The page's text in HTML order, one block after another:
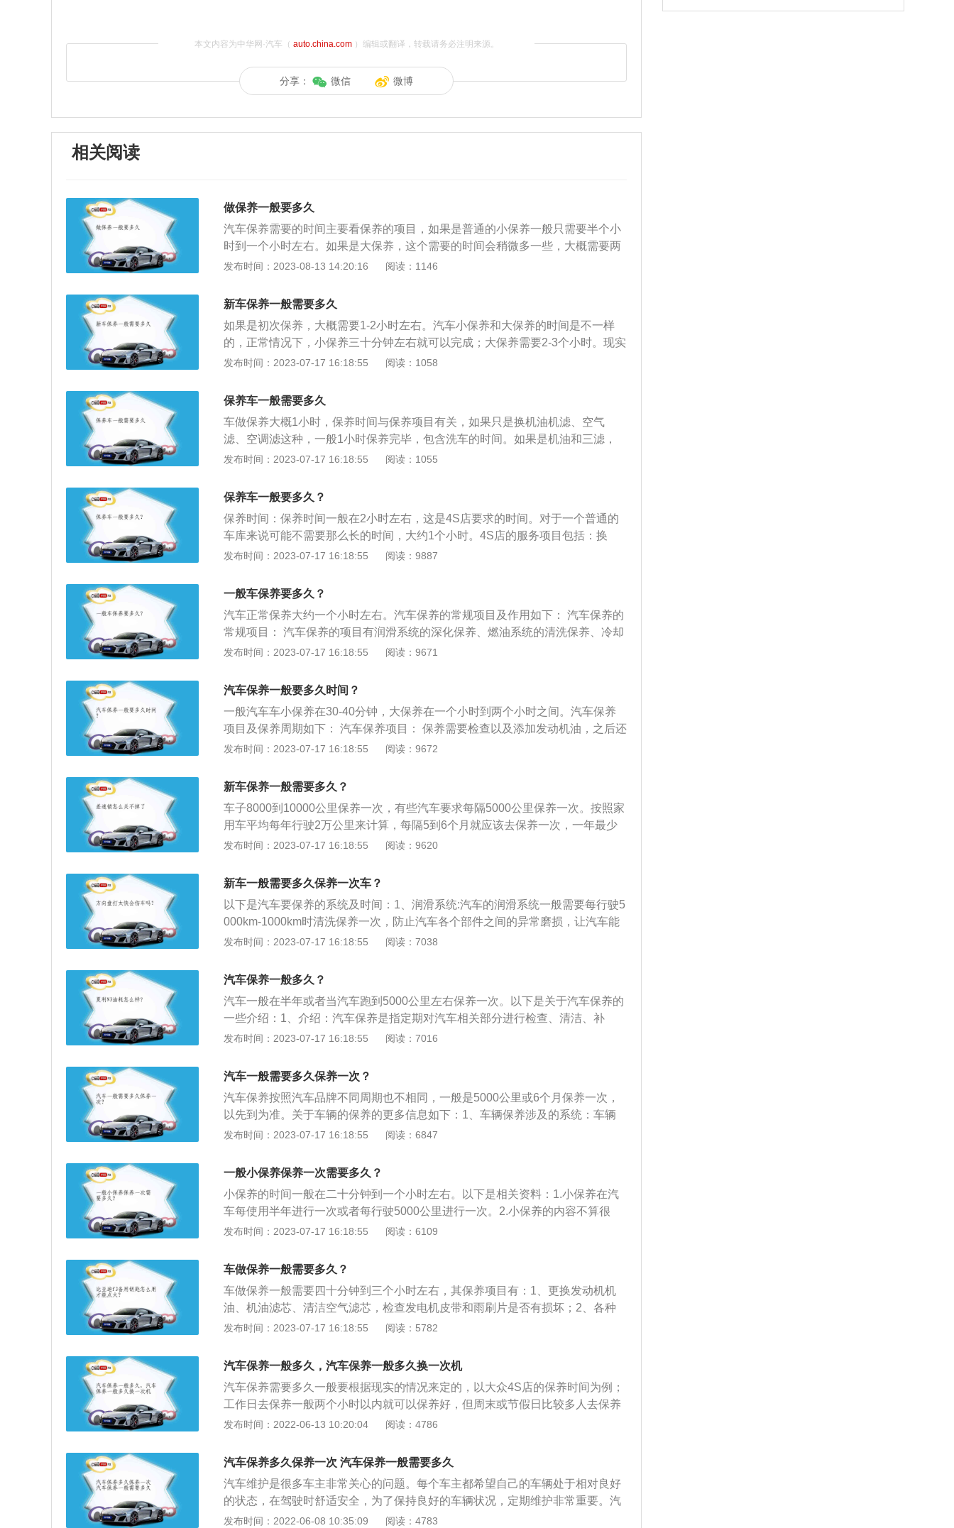
本文内容为中华网·汽车（ auto.china.com）编辑或翻译，转载请务必注明来源。
分享： 微信 微博
相关阅读
做保养一般要多久
汽车保养需要的时间主要看保养的项目，如果是普通的小保养一般只需要半个小
时到一个小时左右。如果是大保养，这个需要的时间会稍微多一些，大概需要两
三个小时左右。不过给汽车做保养建议提前预约，在约定的时间内前去给汽车做
5点：1、检查和补充燃油、润滑油料；2、清洁车辆内、外部及发动机、底盘；
3、检查发电机、变速器、后桥、转向器的油平面；4、按规定添润滑油，车辆各
部分油嘴配备齐全、有效按规定加注；5、检查转向器、横拉杆、直拉杆、各转
向臂连接紧固情况。
发布时间：2023-08-13 14:20:16 阅读：1146
新车保养一般需要多久
如果是初次保养，大概需要1-2小时左右。汽车小保养和大保养的时间是不一样
的，正常情况下，小保养三十分钟左右就可以完成；大保养需要2-3个小时。现实
当中，汽车保养需要多久，在于所做项目的多少所决定的。此外，车间是否有空
车是否需要保养是通过两个条件来判断的，一个是汽车的行驶里程，一个是汽车
的购买时间。只要满足以上两个条件中的一个，就需要对汽车进行保养。2、做
大保养时，要更换三滤，就是燃油滤清器、空气滤清器、机油滤清器以及机油。
目前，大多数小轿车使用的燃油是汽油，所以，所谓的燃油滤清器也就是汽油滤
清器，简称汽滤。汽滤的作用就是滤除汽油燃烧时生成的杂质。新车辆保养原则
大，如果贪图便宜购买了不合格的产品，可能会带来更大的安全隐患。
发布时间：2023-07-17 16:18:55 阅读：1058
保养车一般需要多久
车做保养大概1小时，保养时间与保养项目有关，如果只是换机油机滤、空气
滤、空调滤这种，一般1小时保养完毕，包含洗车的时间。如果是机油和三滤，
换变速箱油，洗三元催化或者洗节气门等清洁项目，保养最少需要2个小时到3个
小保养在汽车每使用半年进行一次或者每行驶5000公里进行一次。根据保养时店
内车辆数量和工作人员忙碌程度的不同，小保养的时间一般在二十分钟到一个小
时左右，保养主要内容是更换机油机滤、检查空气滤清器等。2、小保养的内容
不算很多，主要是对车身上的一些易损耗零件进行检查，包括机油、三滤等。一
般来说，汽车首次保养的时间在汽车行驶5000公里或者使用一年时，而二次保养
机、底盘、变速箱三大件进行检查。汽车在保养时，一定要做好记录，以后出现
问题的话可以有地方查证。
发布时间：2023-07-17 16:18:55 阅读：1055
保养车一般要多久？
保养时间：保养时间一般在2小时左右，这是4S店要求的时间。对于一个普通的
车库来说可能不需要那么长的时间，大约1个小时。4S店的服务项目包括：换
油、更换油栅、检查辅助水箱的水位并补充、检查雨水箱和补充水、检查四轮空
件进行检查、清洁、补充、润滑、调整或更换的预防性工作。车辆维修主要包括
发动机系统、变速箱系统和空调系统的维修。目的是保持车辆整洁，技术状态正
常，消除隐患，防止故障，延长使用寿命。
发布时间：2023-07-17 16:18:55 阅读：9887
一般车保养要多久？
汽车正常保养大约一个小时左右。汽车保养的常规项目及作用如下： 汽车保养的
常规项目： 汽车保养的项目有润滑系统的深化保养、燃油系统的清洗保养、冷却
系统的清洗保养、变速箱的清洗保养、动力转向系统的清洗保养、制动系统的清
障发生、减缓劣化过程、延长使用周期。一般汽车需要在保养周期内进行保养，
不要延期。
发布时间：2023-07-17 16:18:55 阅读：9671
汽车保养一般要多久时间？
一般汽车车小保养在30-40分钟，大保养在一个小时到两个小时之间。汽车保养
项目及保养周期如下： 汽车保养项目： 保养需要检查以及添加发动机油，之后还
需要对冷却液、洗剂液以及制动液、动力转向液等等进行添加以及检查，确保能
需要仔细进行检查，底盘各个部件的密封以及固定的情况也是在检查的范围之
内。 汽车保养周期： 厂家所推荐的保养里程以及周期都是根据不同部件的磨损规
律，所以具有相当精准的数据，只需要按着厂家指定的周期来进行保养即可。一
般汽车的保养周期是5000公里，有些车可以是2万公里进行保养。
发布时间：2023-07-17 16:18:55 阅读：9672
新车保养一般需要多久？
车子8000到10000公里保养一次，有些汽车要求每隔5000公里保养一次。按照家
用车平均每年行驶2万公里来计算，每隔5到6个月就应该去保养一次，一年最少
要保养两次。以下是汽车保养的相关介绍：外观检查：出车前检查车门、引擎
等情况。发动机及各种油液：检查发动机各部件的固定状况，检查发动机的各接
合面有无漏油、漏水。检查调整皮带的紧固，检查各部的管路和导线的固定状
况。检查补充机油、冷却液、电解液。轮胎：检查轮胎磨损情况，清理行李箱。
接近轮胎磨损标记时，更换轮胎。检查轮胎是否鼓包、异常磨损、老化裂纹、硬
伤等。清洁润滑：清洁发动机舱盖、车门和行李箱铰链机构的油污，并进行润
却系统。由于制动系统的吸湿性，制动液每两年更换一次。
发布时间：2023-07-17 16:18:55 阅读：9620
新车一般需要多久保养一次车？
以下是汽车要保养的系统及时间：1、润滑系统:汽车的润滑系统一般需要每行驶5
000km-1000km时清洗保养一次，防止汽车各个部件之间的异常磨损，让汽车能
够正常的运行，所以需要及时的保养,清洗发动机内部的油泥和其它杂质。2、燃
养一次，这也不是一个固定的数据，如果在开车的过程中发现汽车加速不良或者
是冒黑烟油耗高等现象时，也要及时的检查汽车的燃油系统，避免汽车的燃油系
统出现问题。3、冷却系统:汽车的冷却系统清洗保养的相对频繁，在季节交替的
时候需要保养一次，正常行驶中每6个月至8个月清洗保养一次，如果在开车的途
中发生水温过高或者是水箱开锅的情况时也要及时的保养冷却系统。
发布时间：2023-07-17 16:18:55 阅读：7038
汽车保养一般多久？
汽车一般在半年或者当汽车跑到5000公里左右保养一次。以下是关于汽车保养的
一些介绍：1、介绍：汽车保养是指定期对汽车相关部分进行检查、清洁、补
给、润滑、调整或更换某些零件的预防性工作，又称汽车维护。2、范围：现代
统、燃油系统、动力转向系统等的保养范围。3、目的：汽车保养的目的是保持
车容整洁，技术状况正常，消除隐患，预防故障发生，减缓劣化过程，延长使用
周期。
发布时间：2023-07-17 16:18:55 阅读：7016
汽车一般需要多久保养一次？
汽车保养按照汽车品牌不同周期也不相同，一般是5000公里或6个月保养一次，
以先到为准。关于车辆的保养的更多信息如下：1、车辆保养涉及的系统：车辆
保养主要包含发动机系统、变速箱系统、空调系统、冷却系统、燃油系统、动力
劣、路况较差，则应适当缩短保养周期，特别是空气滤清器滤芯及空调滤清器滤
发布时间：2023-07-17 16:18:55 阅读：6847
一般小保养保养一次需要多久？
小保养的时间一般在二十分钟到一个小时左右。以下是相关资料：1.小保养在汽
车每使用半年进行一次或者每行驶5000公里进行一次。2.小保养的内容不算很
多，主要是对车身上的一些易损耗零件进行检查，包括机油、三滤等。一般来
间在汽车行驶10000公里或者使用两年时，保养内容主要是对汽车的发动机、底
盘、变速箱三大件进行检查。3.汽车在保养时，一定要做好记录，以后出现问题
的话可以有地方查证。通常来讲，汽车大保养时最好去4s店进行保养，虽然价格
可能会高一些但是质量有保障。而小保养就可以去外面的汽车修理厂保养，注意
换油液时用原厂的就可以，并不会对车辆造成影响，价格也会便宜很多。但是，
发布时间：2023-07-17 16:18:55 阅读：6109
车做保养一般需要多久？
车做保养一般需要四十分钟到三个小时左右，其保养项目有：1、更换发动机机
油、机油滤芯、清洁空气滤芯，检查发电机皮带和雨刷片是否有损坏；2、各种
油液液面是否正常；3、轮胎气压是否正常，轮胎有无吃胎、鼓包、损坏；4、汽
否正常工作。车做保养的注意事项是：1、提前预约；2、开车时遇到一些故障或
者疑问将其记录下来，在保养登记时告诉工作人员。
发布时间：2023-07-17 16:18:55 阅读：5782
汽车保养一般多久，汽车保养一般多久换一次机
汽车保养需要多久一般要根据现实的情况来定的，以大众4S店的保养时间为例；
工作日去保养一般两个小时以内就可以保养好，但周末或节假日比较多人去保养
的情况则需要两个小时以上。汽车保养一般多久30分钟左右。以大众4S店在工作
问和你交流做保养的费用，确定完要做的项目和费用之后就有维修工把你的车开
进工位；以上过程大概在20分钟之内。汽车进入工位维修工开始做保养，首先铺
好翼子板垫和车内五件套，等待仓库出料，常规换油和车况的安全检查；检查出
安全问题应由维修工去仓库价格再把报价表交到服务顾问，服务顾问和用户交流
是否处理，如需处理，等待的时间应根据具体做什么项目而定；如保养没发现汽
发布时间：2022-06-13 10:20:04 阅读：4786
汽车保养多久保养一次 汽车保养一般需要多久
汽车维护是很多车主非常关心的问题。每个车主都希望自己的车辆处于相对良好
的状态，在驾驶时舒适安全，为了保持良好的车辆状况，定期维护非常重要。汽
车保养多久保养一次每五千千米或6个月开展一次小规模的维护。些车主一年的
发布时间：2022-06-08 10:35:09 阅读：4783
响；<&list>3.稳定器的转向胶套和球头